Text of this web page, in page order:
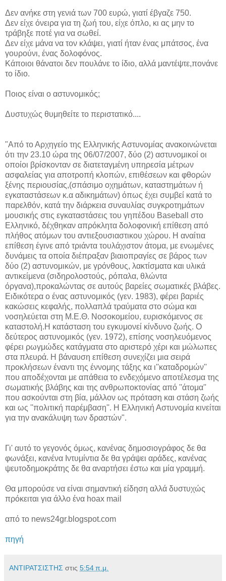
Δεν ανήκε στη γενιά των 700 ευρώ, γιατί έβγαζε 750.
Δεν είχε όνειρα για τη ζωή του, είχε όπλο, κι ας μην το
τράβηξε ποτέ για να σωθεί.
Δεν είχε μάνα να τον κλάψει, γιατί ήταν ένας μπάτσος, ένα
γουρούνι, ένας δολοφόνος.
Κάποιοι θάνατοι δεν πουλάνε το ίδιο, αλλά μαντέψτε,πονάνε
το ίδιο.
Ποιος είναι ο αστυνομικός;
Δυστυχώς θυμηθείτε το περιστατικό....
"Από το Αρχηγείο της Ελληνικής Αστυνομίας ανακοινώνεται
ότι την 23.10 ώρα της 06/07/2007, δύο (2) αστυνομικοί οι
οποίοι βρίσκονταν σε διατεταγμένη υπηρεσία μέτρων
ασφαλείας για αποτροπή κλοπών, επιθέσεων και φθορών
ξένης περιουσίας,(σπάσιμο οχημάτων, καταστημάτων ή
εγκαταστάσεων κ.α αδικημάτων) όπως έχει συμβεί κατά το
παρελθόν, κατά την διάρκεια συναυλίας συγκροτημάτων
μουσικής στις εγκαταστάσεις του γηπέδου Baseball στο
Ελληνικό, δέχθηκαν απρόκλητα δολοφονική επίθεση από
πλήθος ατόμων του αντιεξουσιαστικου χώρου. Η αναίτια
επίθεση έγινε από τριάντα τουλάχιστον άτομα, με ενωμένες
δυνάμεις τα οποία διέπραξαν βιαιοπραγίες σε βάρος των
δύο (2) αστυνομικών, με γρόνθους, λακτίσματα και υλικά
αντικείμενα (σιδηρολοστούς, ρόπαλα, θλώντα
όργανα),προκαλώντας σε αυτούς βαρείες σωματικές βλάβες.
Ειδικότερα ο ένας αστυνομικός (γεν. 1983), φέρει βαριές
κακώσεις κεφαλής, πολλαπλά τραύματα στο σώμα και
νοσηλεύεται στη Μ.Ε.Θ. Νοσοκομείου, ευρισκόμενος σε
καταστολή.Η κατάσταση του εγκυμονεί κίνδυνο ζωής. Ο
δεύτερος αστυνομικός (γεν. 1972), επίσης νοσηλευόμενος
φέρει ρωγμώδες κατάγματα στο αριστερό χέρι και μώλωπες
στα πλευρά. Η βάναυση επίθεση συνεχίζει μια σειρά
προκλήσεων έναντι της έννομης τάξης κα ι''καταδρομών''
που αποδέχονται με απάθεια το ενδεχόμενο αποτέλεσμα της
σωματικής βλάβης και της ανθρωποκτονίας από ''άτομα''
που ασκούνται στη βία, μάλλον ως πρόταση και στάση ζωής
και ως ''πολιτική παρέμβαση''. Η Ελληνική Αστυνομία κινείται
για την ανακάλυψη των δραστών".
Γι' αυτό το γεγονός όμως, κανένας δημοσιογράφος δε θα
φωνάξει, κανένα Ιντυμίντια δε θα γράψει αράδες, κανένας
ψευτοδημοκράτης δε θα αναρτήσει έστω και μία γραμμή.
Θα μπορούσε να είναι σημαντική είδηση αλλά δυστυχώς
πρόκειται για άλλο ένα hoax mail
από το news24gr.blogspot.com
πηγή
ΑΝΤΙΡΑΤΣΙΣΤΗΣ στις 5:54 π.μ.